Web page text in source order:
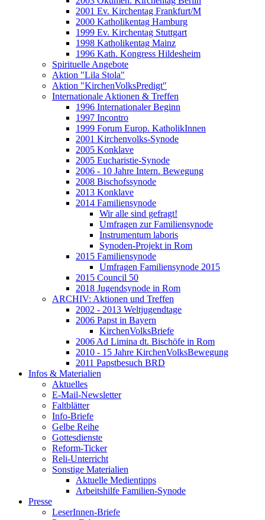
2001 Ev. Kirchentag Frankfurt/M
2000 Katholikentag Hamburg
1999 Ev. Kirchentag Stuttgart
1998 Katholikentag Mainz
1996 Kath. Kongress Hildesheim
Spirituelle Angebote
Aktion "Lila Stola"
Aktion "KirchenVolksPredigt"
Internationale Aktionen & Treffen
1996 Internationaler Beginn
1997 Incontro
1999 Forum Europ. KatholikInnen
2001 Kirchenvolks-Synode
2005 Konklave
2005 Eucharistie-Synode
2006 - 10 Jahre Intern. Bewegung
2008 Bischofssynode
2013 Konklave
2014 Familiensynode
Wir alle sind gefragt!
Umfragen zur Familiensynode
Instrumentum laboris
Synoden-Projekt in Rom
2015 Familiensynode
Umfragen Familiensynode 2015
2015 Council 50
2018 Jugendsynode in Rom
ARCHIV: Aktionen und Treffen
2002 - 2013 Weltjugendtage
2006 Papst in Bayern
KirchenVolksBriefe
2006 Ad Limina dt. Bischöfe in Rom
2010 - 15 Jahre KirchenVolksBewegung
2011 Papstbesuch BRD
Infos & Materialien
Aktuelles
E-Mail-Newsletter
Faltblätter
Info-Briefe
Gelbe Reihe
Gottesdienste
Reform-Ticker
Reli-Unterricht
Sonstige Materialien
Aktuelle Medientipps
Arbeitshilfe Familien-Synode
Presse
LeserInnen-Briefe